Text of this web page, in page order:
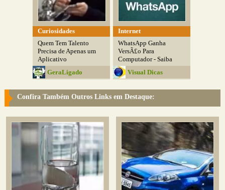
Curiosidades
Quem Tem Talento
Precisa de Apenas um
Aplicativo
GeraLigado
Internet
WhatsApp Ganha
VersÃ£o Para
Computador - Saiba
Como...
Visual Dicas
Confira Também Outros Links em Destaque: